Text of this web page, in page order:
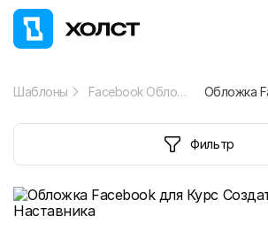
Шаблоны Facebook Обложка
Фильтр